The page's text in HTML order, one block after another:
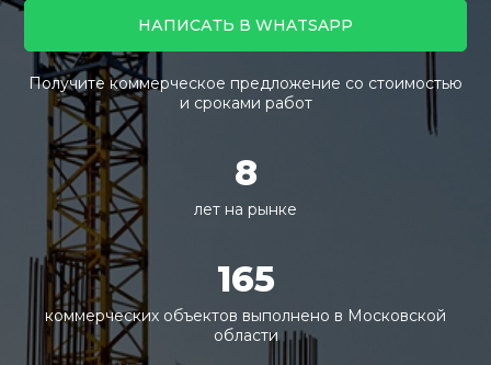
НАПИСАТЬ В WHATSAPP
Получите коммерческое предложение со стоимостью
и сроками работ
8
лет на рынке
165
коммерческих объектов выполнено в Московской
области